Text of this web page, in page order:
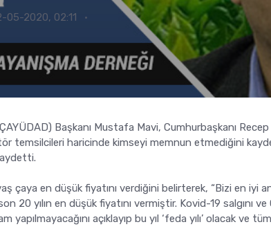
05-2020, 02:11
Başkanı Mustafa Mavi, Cumhurbaşkanı
temsilcileri haricinde kimseyi memnun etmediğini
çaya en düşük fiyatını verdiğini belirterek, “Bizi en iyi
20 yılın en düşük fiyatını vermiştir. Kovid-19 salgını ve
açıklayıp bu yıl ‘feda yılı’ olacak ve